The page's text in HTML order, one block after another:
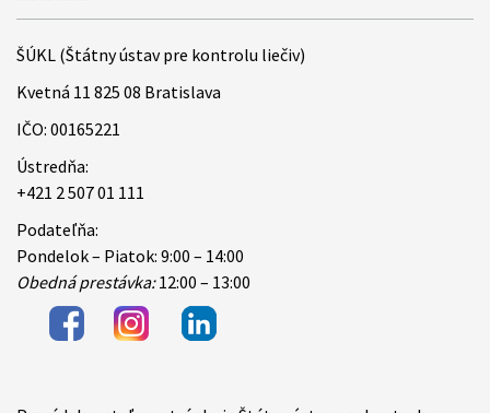
ŠÚKL (Štátny ústav pre kontrolu liečiv)
Kvetná 11 825 08 Bratislava
IČO: 00165221
Ústredňa:
+421 2 507 01 111
Podateľňa:
Pondelok – Piatok: 9:00 – 14:00
Obedná prestávka:12:00 – 13:00